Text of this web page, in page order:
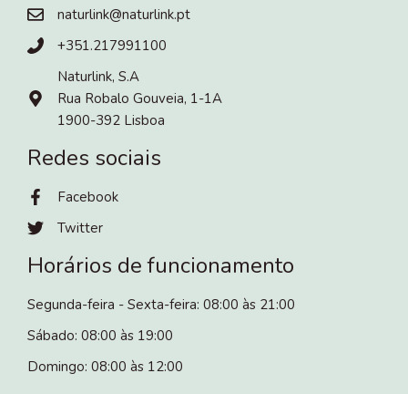
naturlink@naturlink.pt
+351.217991100
Naturlink, S.A
Rua Robalo Gouveia, 1-1A
1900-392 Lisboa
Redes sociais
Facebook
Twitter
Horários de funcionamento
Segunda-feira - Sexta-feira: 08:00 às 21:00
Sábado: 08:00 às 19:00
Domingo: 08:00 às 12:00